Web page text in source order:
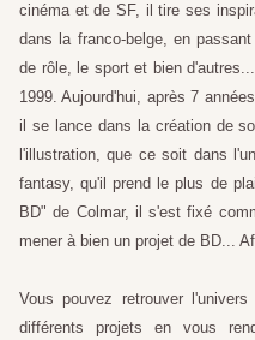
cinéma et de SF, il tire ses
dans la franco-belge, en
de rôle, le sport et bien
1999. Aujourd'hui, après 7
il se lance dans la création de
l'illustration, que ce soit dans
fantasy, qu'il prend le plus de
BD" de Colmar, il s'est fixé
mener à bien un projet de BD...
Vous pouvez retrouver
différents projets en vous